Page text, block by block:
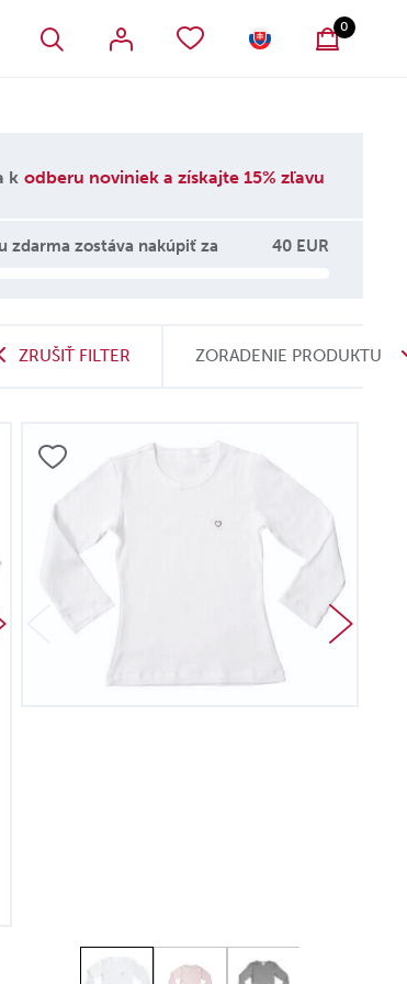
0
SLOVENSKO
k odberu noviniek a získajte 15% zľavu
zdarma zostáva nakúpiť za 40 EUR
ZRUŠIŤ FILTER ZORADENIE PRODUKTU